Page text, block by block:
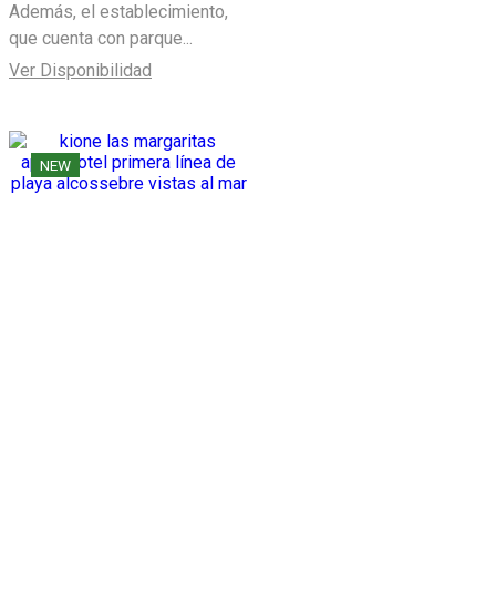
Además, el establecimiento,
que cuenta con parque...
Ver Disponibilidad
NEW